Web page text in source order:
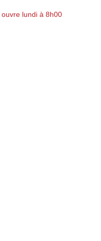
lundi à 8h00